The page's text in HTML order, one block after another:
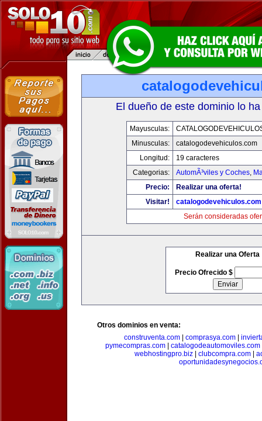
El dueño de este dominio lo
Mayusculas:
Minusculas:
catalogodevehiculos.com
Longitud:
19 caracteres
Categorias:
AutomÃ³viles y Coches,
Precio:
Realizar una oferta!
Visitar!
catalogodevehiculos.com
Serán consideradas
Realizar una Oferta
Precio Ofrecido $
Otros dominios en venta:
construventa.com| comprasya.com|
pymecompras.com| catalogodeautomoviles.com
webhostingpro.biz| clubcompra.com|